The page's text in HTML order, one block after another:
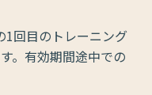
1回目のトレーニング
。有効期間途中での